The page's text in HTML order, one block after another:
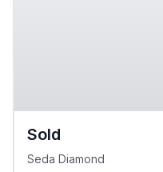
Sold
Seda Diamond